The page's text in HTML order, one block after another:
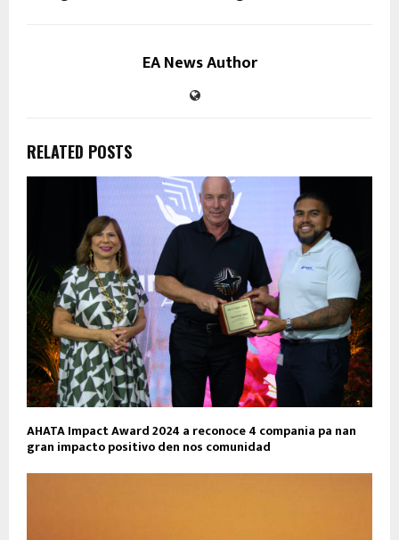
EA News Author
RELATED POSTS
AHATA Impact Award 2024 a reconoce 4 compania pa nan
gran impacto positivo den nos comunidad